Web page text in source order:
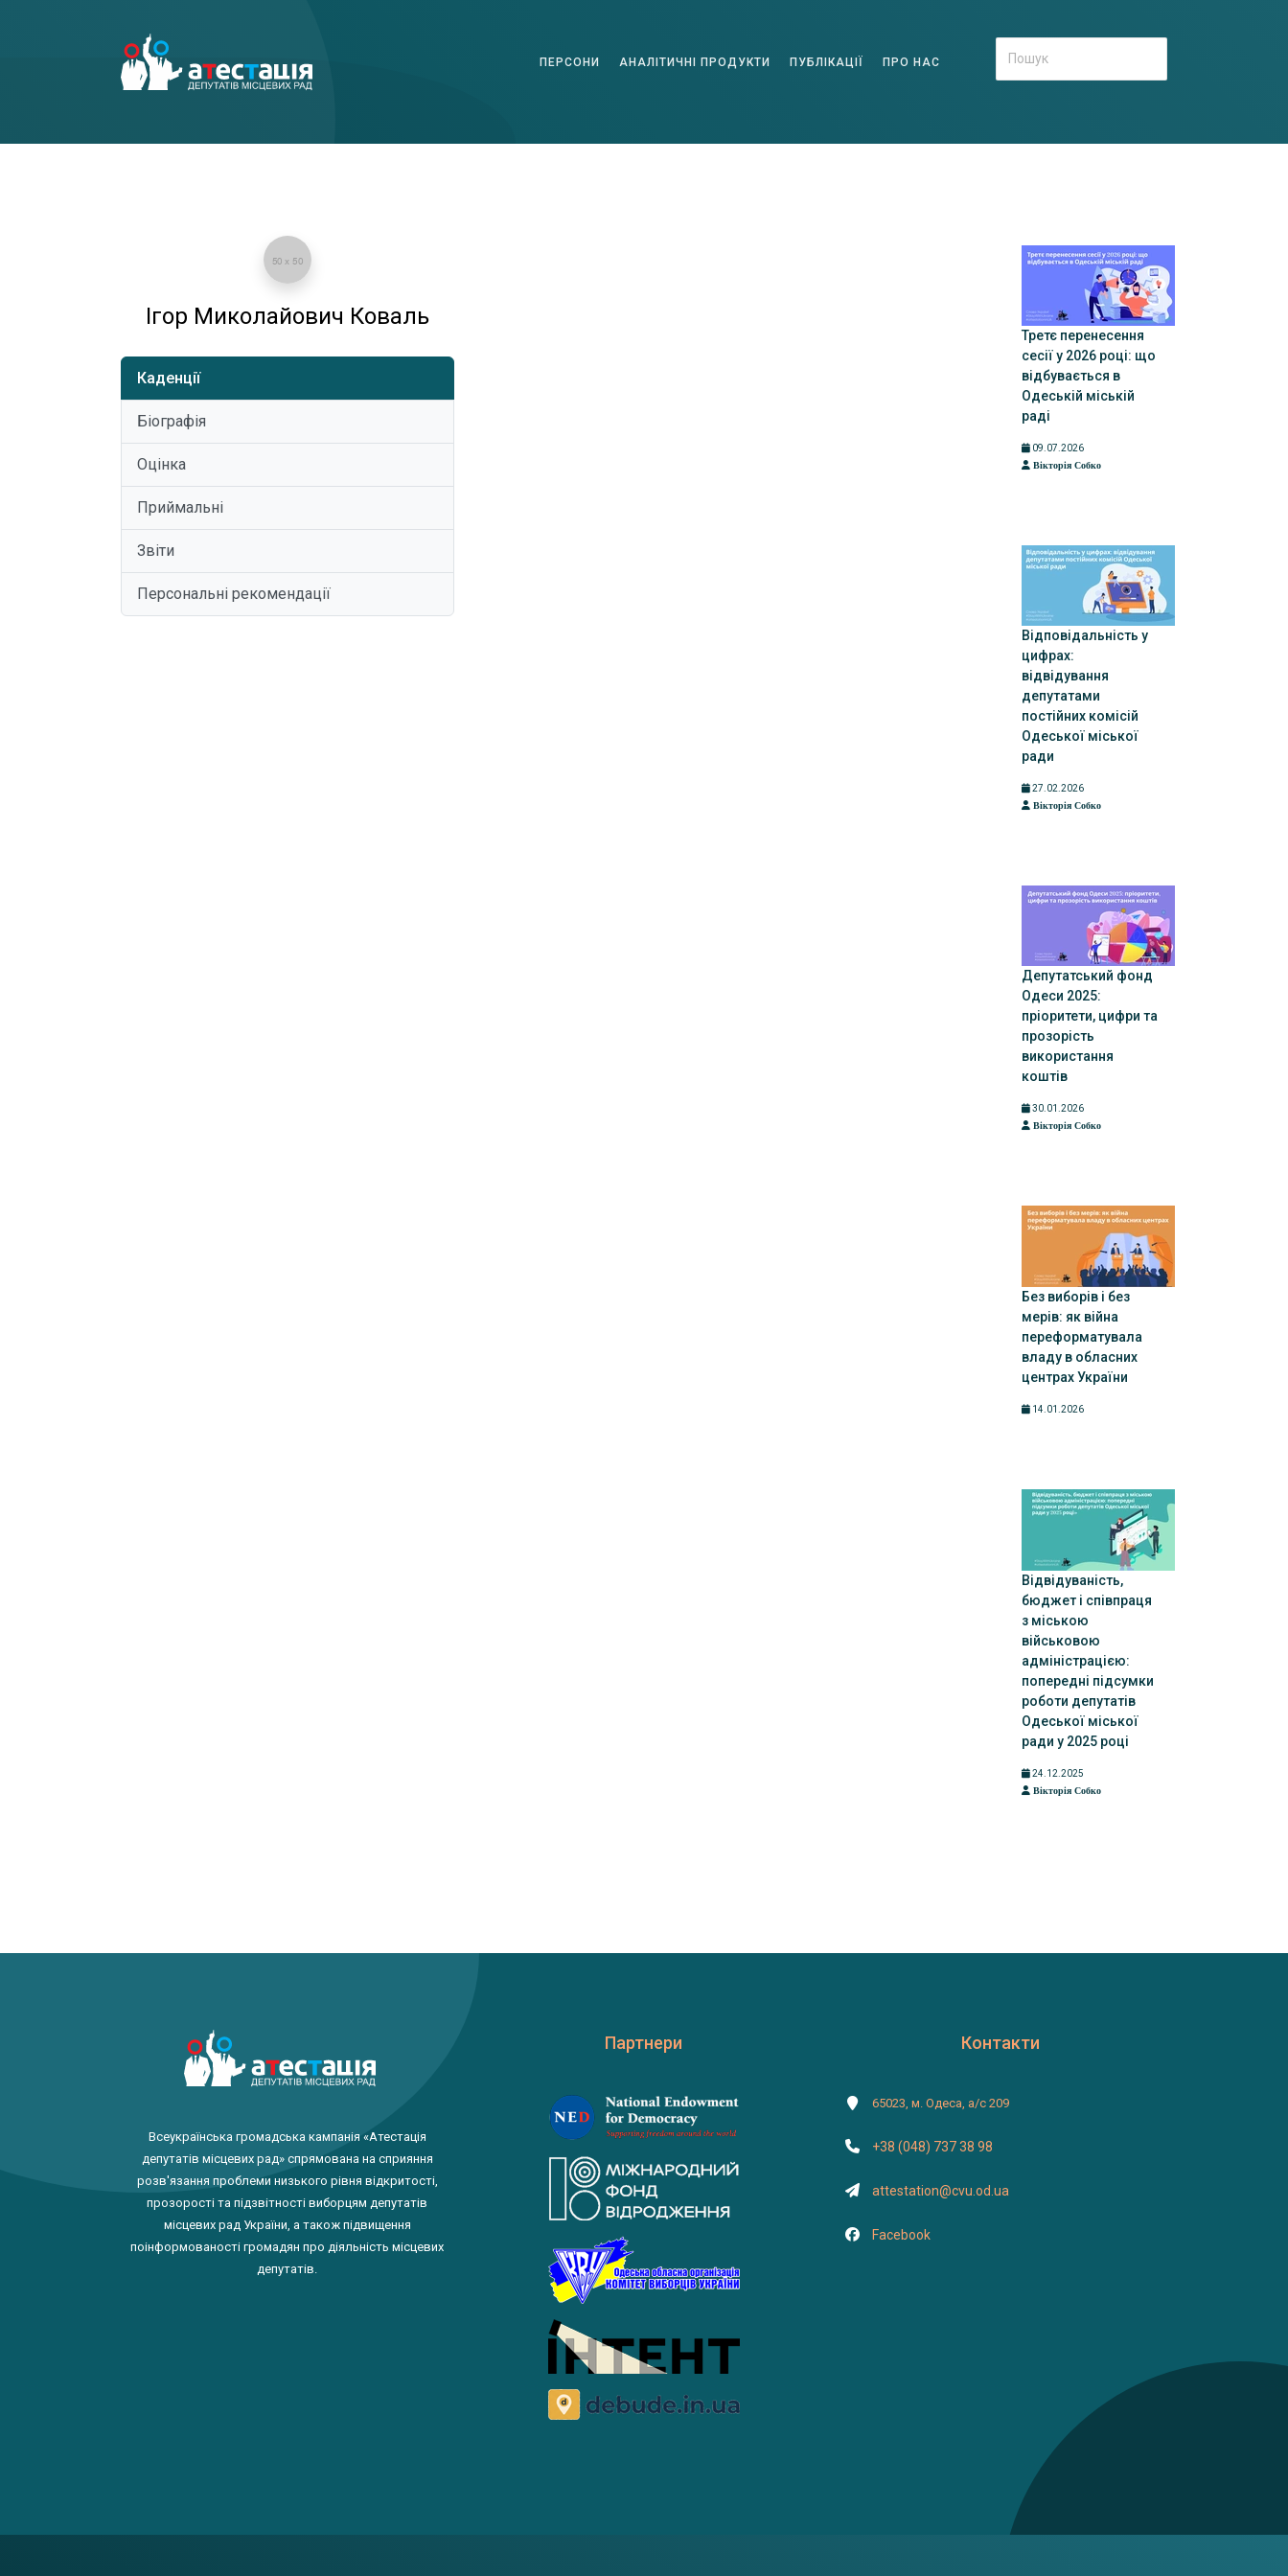
ПЕРСОНИ АНАЛІТИЧНІ ПРОДУКТИ ПУБЛІКАЦІЇ ПРО НАС
Ігор Миколайович Коваль
Каденції
Біографія
Оцінка
Приймальні
Звіти
Персональні рекомендації
Третє перенесення
сесії у 2026 році: що
відбувається в
Одеській міській
раді
09.07.2026
Вікторія Собко
Відповідальність у
цифрах:
відвідування
депутатами
постійних комісій
Одеської міської
ради
27.02.2026
Вікторія Собко
Депутатський фонд
Одеси 2025:
пріоритети, цифри та
прозорість
використання
коштів
30.01.2026
Вікторія Собко
Без виборів і без
мерів: як війна
переформатувала
владу в обласних
центрах України
14.01.2026
Відвідуваність,
бюджет і співпраця
з міською
військовою
адміністрацією:
попередні підсумки
роботи депутатів
Одеської міської
ради у 2025 році
24.12.2025
Вікторія Собко
Всеукраїнська громадська кампанія «Атестація
депутатів місцевих рад» спрямована на сприяння
розв'язання проблеми низького рівня відкритості,
прозорості та підзвітності виборцям депутатів
місцевих рад України, а також підвищення
поінформованості громадян про діяльність місцевих
депутатів.
Партнери Контакти
65023, м. Одеса, а/с 209
+38 (048) 737 38 98
attestation@cvu.od.ua
Facebook